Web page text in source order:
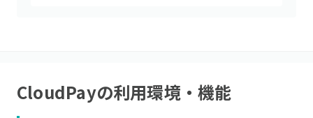
CloudPayの利用環境・機能